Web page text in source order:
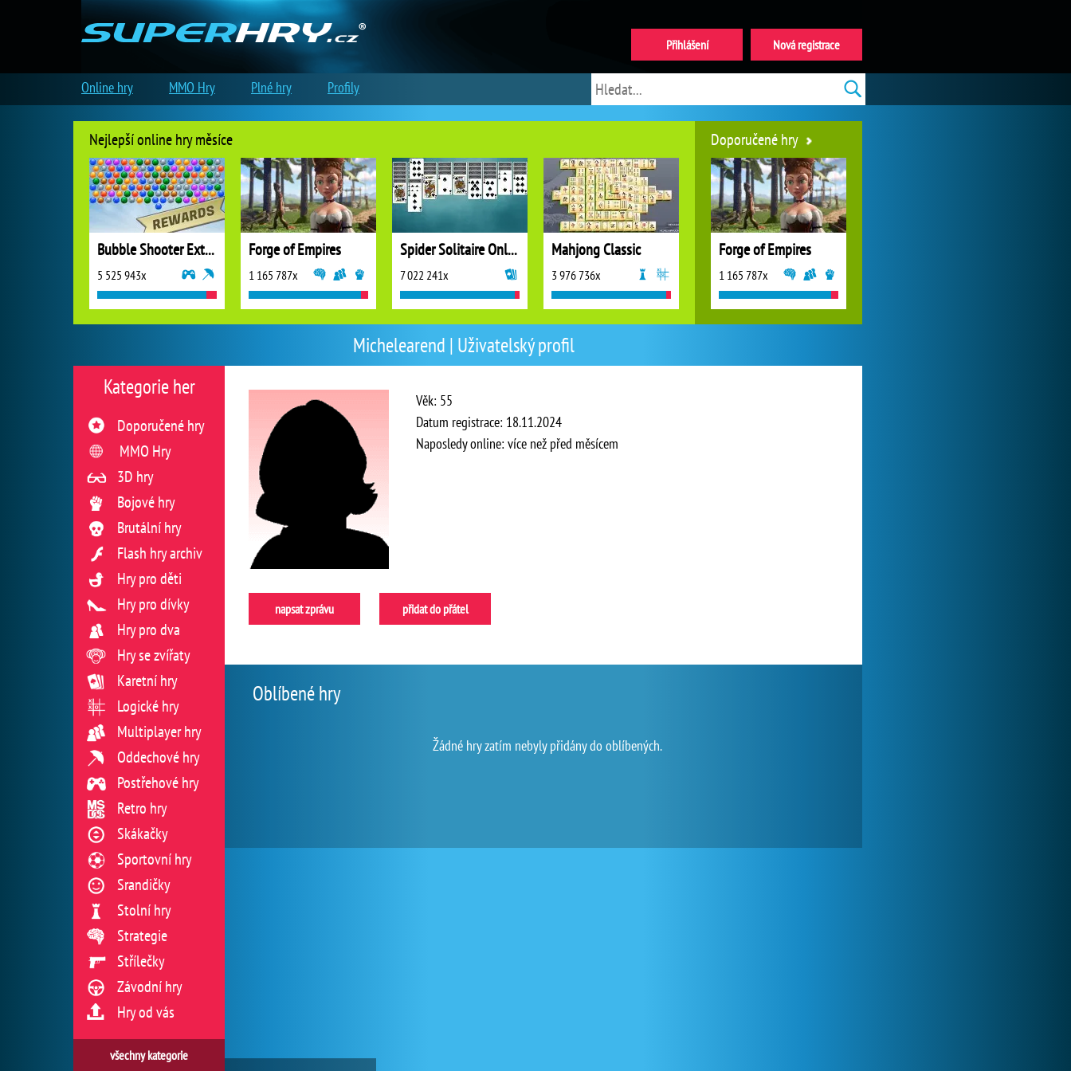
Michelearend | Uživatelský profil
Věk: 55
Datum registrace: 18.11.2024
Naposledy online: více než před měsícem
napsat zprávu přidat do přátel
Oblíbené hry
Žádné hry zatím nebyly přidány do oblíbených.
Kategorie her
Doporučené hry
MMO Hry
3D hry
Bojové hry
Brutální hry
Flash hry archiv
Hry pro děti
Hry pro dívky
Hry pro dva
Hry se zvířaty
Karetní hry
Logické hry
Multiplayer hry
Oddechové hry
Postřehové hry
Retro hry
Skákačky
Sportovní hry
Srandičky
Stolní hry
Strategie
Střílečky
Závodní hry
Hry od vás
všechny kategorie
Nejlepší online hry měsíce
Bubble Shooter Extreme
5 525 943x
Forge of Empires
1 165 787x
Spider Solitaire Online
7 022 241x
Mahjong Classic
3 976 736x
Doporučené hry
Forge of Empires
1 165 787x
Nová registrace
Přihlášení
Online hry MMO Hry Plné hry Profily